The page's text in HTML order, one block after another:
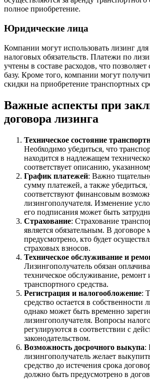
полное приобретение.
Юридические лица
Компании могут использовать лизинг
налоговых обязательств. Платежи по
учтены в составе расходов, что
базу. Кроме того, компании могут
скидки на приобретение транспортных
Важные аспекты при
договора лизинга
Техническое состояние
Необходимо убедиться, что
находится в надлежащем
соответствует описанию,
График платежей: Важно
сумму платежей, а также убедиться,
соответствуют финансовым
лизингополучателя. Изменение
его подписания может быть
Страхование: Страхование
является обязательным. В договоре
предусмотрено, кто будет
страховых взносов.
Техническое обслуживание и
Лизингополучатель обязан
техническое обслуживание, ремонт
транспортного средства.
Регистрация и налогообложение:
средство остается в собственности
однако может быть временно
лизингополучателя. Вопросы
регулируются в соответствии с
законодательством.
Возможность досрочного выкупа:
лизингополучатель желает
средство до истечения срока
должно быть предусмотрено в